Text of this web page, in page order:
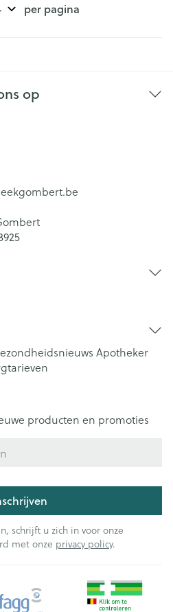
per pagina
op
Apotheker
producten en promoties
schrijft u zich in voor onze
met onze privacy policy.